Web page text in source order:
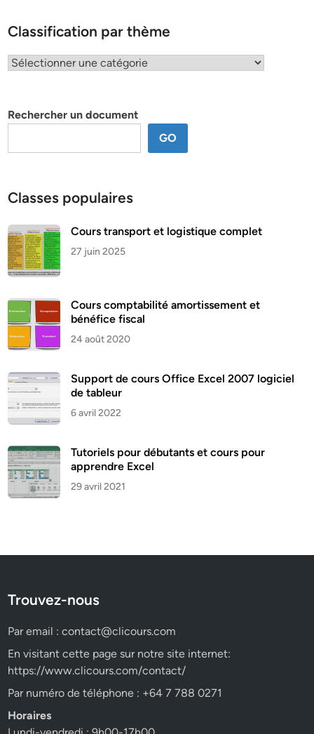
Classification par thème
Classification
Rechercher un document
GO
Classes populaires
Cours transport et logistique complet
27 juin 2025
Cours comptabilité amortissement et
bénéfice fiscal
24 août 2020
Support de cours Office Excel 2007 logiciel
de tableur
6 avril 2022
Tutoriels pour débutants et cours pour
apprendre Excel
29 avril 2021
Trouvez-nous
Par email :contact@clicours.com
En visitant cette page sur notre site internet:
https://www.clicours.com/contact/
Par numéro de téléphone : +64 7 788 0271
Horaires